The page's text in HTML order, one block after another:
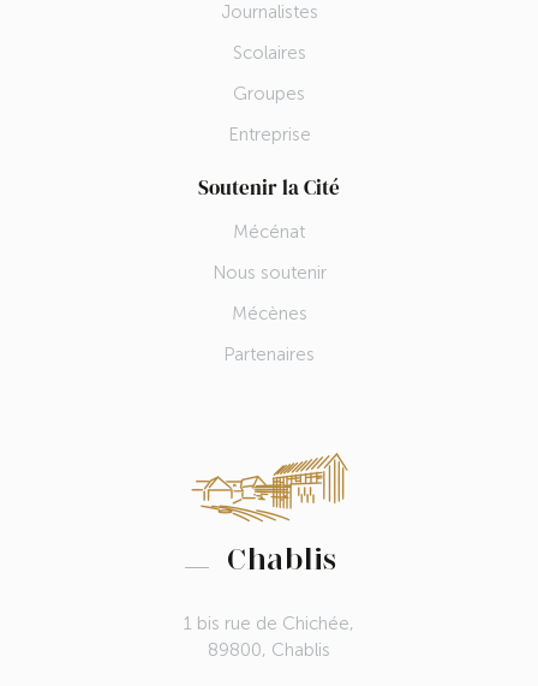
Journalistes
Scolaires
Groupes
Entreprise
Soutenir la Cité
Mécénat
Nous soutenir
Mécènes
Partenaires
Chablis
1 bis rue de Chichée,
89800, Chablis